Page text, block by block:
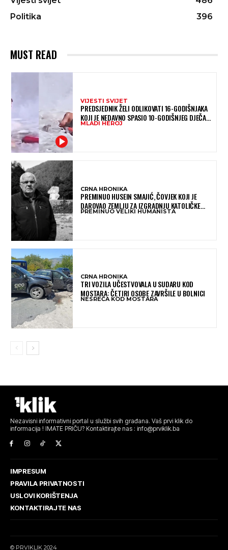
Politika
396
MUST READ
VIJESTI SVIJET
PREDSJEDNIK ŽELI ODLIKOVATI 16-GODIŠNJAKA
KOJI JE NEDAVNO SPASIO 10-GODIŠNJEG DJEČAKA
IZ SMRTONOSNIH VALOVA
MLADI HEROJ
CRNA HRONIKA
PREMINUO HUSEIN SMAJIĆ, ČOVJEK KOJI JE
DAROVAO ZEMLJU ZA IZGRADNJU KATOLIČKE
CRKVE U BUGOJNU
PREMINUO VELIKI HUMANISTA
CRNA HRONIKA
TRI VOZILA UČESTVOVALA U SUDARU KOD
MOSTARA: ČETIRI OSOBE ZAVRŠILE U BOLNICI
NESREĆA KOD MOSTARA
Nezavisni informativni portal u službi svih građana. Vaš prvi klik do
informacija ! IMATE PRIČU? Kontaktirajte nas : info@prviklik.ba
IMPRESUM
PRAVILA PRIVATNOSTI
USLOVI KORIŠTENJA
KONTAKTIRAJTE NAS
© PRVIKLIK 2024